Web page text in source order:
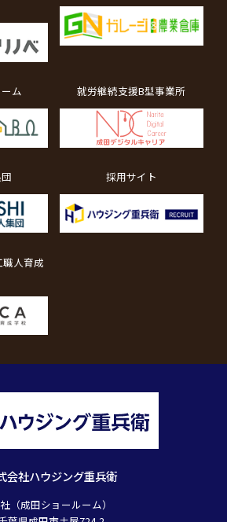
会社ハウジング重兵衛
（成田ショールーム）
ム 就労継続支援B型事業所
採用サイト
人育成